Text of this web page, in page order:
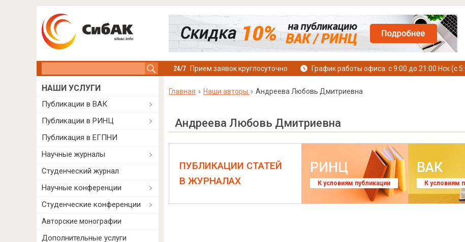
Прием заявок круглосуточно График работы офиса: с 9:00 до 21:00 Нск (с
Главная Наши авторы Андреева Любовь Дмитриевна
Андреева Любовь Дмитриевна
ПУБЛИКАЦИИ СТАТЕЙ
В ЖУРНАЛАХ
РИНЦ
К условиям публикации
ВАК
К условиям
НАШИ УСЛУГИ
Публикации в ВАК
Публикации в РИНЦ
Публикация в ЕГПНИ
Научные журналы
Студенческий журнал
Научные конференции
Студенческие конференции
Авторские монографии
Дополнительные услуги